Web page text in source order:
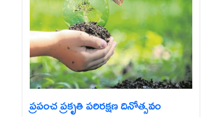
ప్రపంచ ప్రకృతి పరిరక్షణ దినోత్సవం